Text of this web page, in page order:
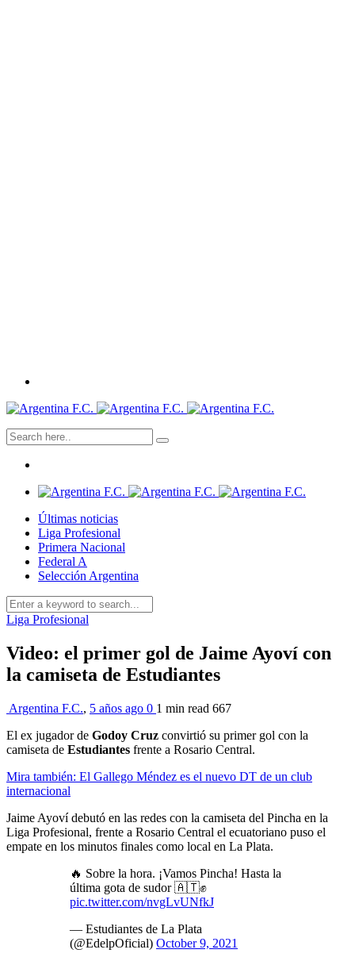
Últimas noticias
Liga Profesional
Primera Nacional
Federal A
Selección Argentina
Liga Profesional
Video: el primer gol de Jaime Ayoví con
la camiseta de Estudiantes
Argentina F.C., 5 años ago 0 1 min read 667
El ex jugador de Godoy Cruz convirtió su primer gol con la
camiseta de Estudiantes frente a Rosario Central.
Mira también: El Gallego Méndez es el nuevo DT de un club
internacional
Jaime Ayoví debutó en las redes con la camiseta del Pincha en la
Liga Profesional, frente a Rosario Central el ecuatoriano puso el
empate en los minutos finales como local en La Plata.
🔥 Sobre la hora. ¡Vamos Pincha! Hasta la
última gota de sudor 🇦🇹✊
pic.twitter.com/nvgLvUNfkJ
— Estudiantes de La Plata
(@EdelpOficial) October 9, 2021